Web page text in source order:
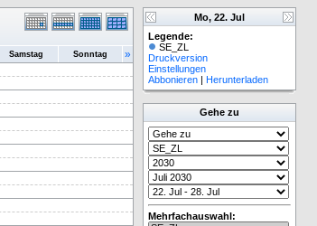
Samstag Sonntag »
Mo, 22. Jul
Legende:
SE_ZL
Druckversion
Einstellungen
Abbonieren | Herunterladen
Gehe zu
Mehrfachauswahl: